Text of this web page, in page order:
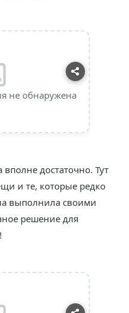
не обнаружена
вполне достаточно. Тут
и те, которые редко
выполнила своими
решение для